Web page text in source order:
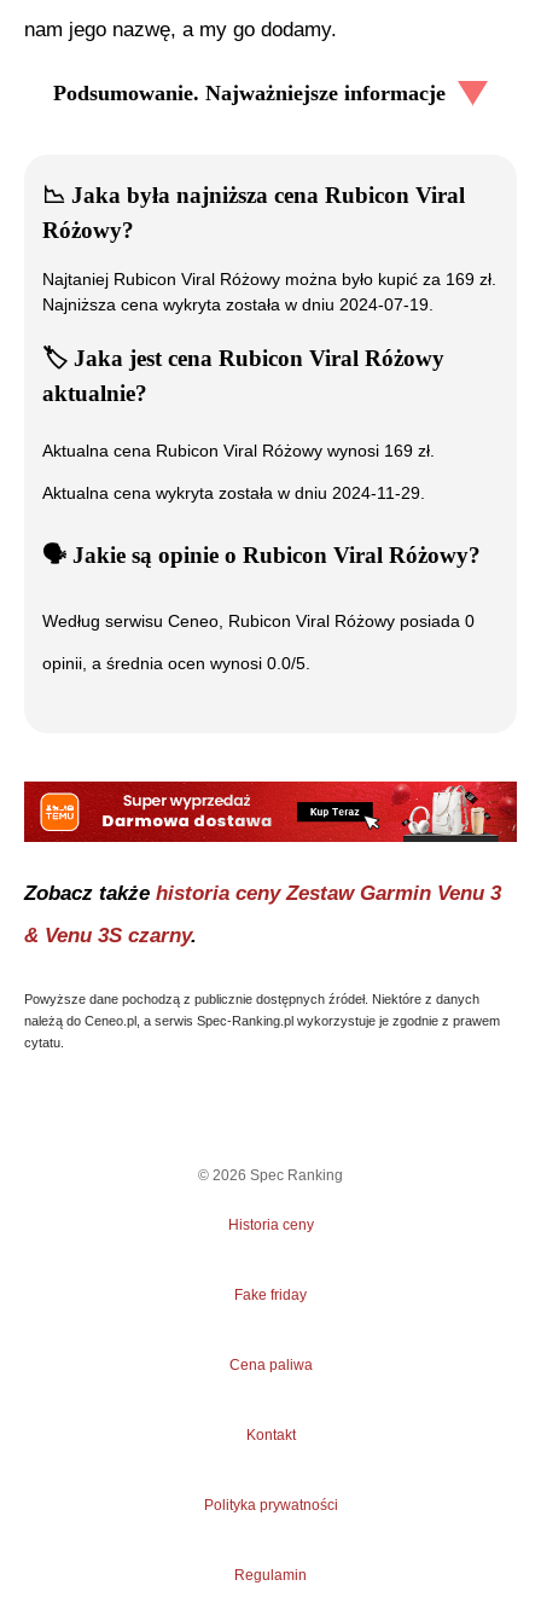
nam jego nazwę, a my go dodamy.
Podsumowanie. Najważniejsze informacje
📉 Jaka była najniższa cena Rubicon Viral
Różowy?
Najtaniej Rubicon Viral Różowy można było kupić za 169 zł.
Najniższa cena wykryta została w dniu 2024-07-19
🏷️ Jaka jest cena Rubicon Viral Różowy
aktualnie?
Aktualna cena Rubicon Viral Różowy wynosi 169 zł.
Aktualna cena wykryta została w dniu 2024-11-29
🗣️ ️ Jakie są opinie o Rubicon Viral Różowy?
Według serwisu Ceneo, Rubicon Viral Różowy posiada 0
opinii, a średnia ocen wynosi 0.0/5.
Zobacz także historia cenyZestaw Garmin Venu 3
& Venu 3S czarny.
Powyższe dane pochodzą z publicznie dostępnych źródeł. Niektóre z danych
należą do Ceneo.pl, a serwis Spec-Ranking.pl wykorzystuje je zgodnie z prawem
cytatu.
© 2026 Spec Ranking
Historia ceny
Fake friday
Cena paliwa
Kontakt
Polityka prywatności
Regulamin